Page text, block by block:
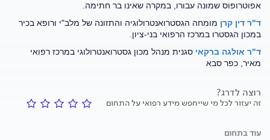
אפוטרופוס שמונה עבורו, במקרה שאינו בר חתימה.
ד"ר דין קרן מומחה הגסטרואנטרולוגיה והתזונה של מלב"י ורופא בכיר
במכון הגסטרו במרכז הרפואי בני-ציון.
ד"ר אולגה ברקאי סגנית מנהל מכון גסטרואנטרולוגי במרכז רפואי
מאיר, כפר סבא
רוצה לדרג?
זה יעזור לכל מי שייחפש מידע רפואי על התחום
עוד בתחום